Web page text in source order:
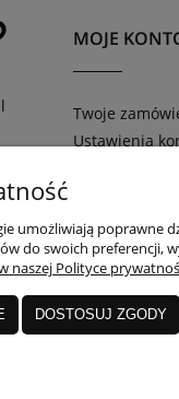
MOJE
Twoje
Ustawienia
umożliwiają poprawne
do swoich preferencji,
naszej Polityce
DOSTOSUJ ZGODY